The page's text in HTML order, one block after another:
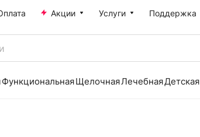
Акции Услуги Поддержка
ФункциональнаяЩелочнаяЛечебнаяДетская